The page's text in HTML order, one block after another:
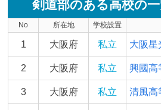
剣道部のある高校の一
No 所在地 学校設置
1 大阪府 私立 大阪星
2 大阪府 私立 興國高
3 大阪府 私立 清風高